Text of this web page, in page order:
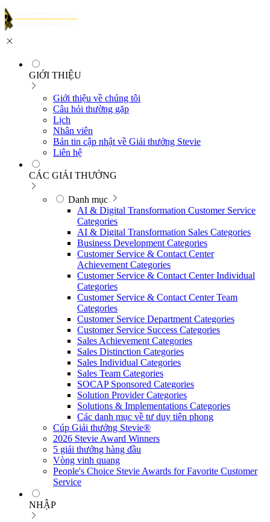
GIỚI THIỆU
Giới thiệu về chúng tôi
Câu hỏi thường gặp
Lịch
Nhân viên
Bản tin cập nhật về Giải thưởng Stevie
Liên hệ
CÁC GIẢI THƯỞNG
Danh mục
AI & Digital Transformation Customer Service
Categories
AI & Digital Transformation Sales Categories
Business Development Categories
Customer Service & Contact Center
Achievement Categories
Customer Service & Contact Center Individual
Categories
Customer Service & Contact Center Team
Categories
Customer Service Department Categories
Customer Service Success Categories
Sales Achievement Categories
Sales Distinction Categories
Sales Individual Categories
Sales Team Categories
SOCAP Sponsored Categories
Solution Provider Categories
Solutions & Implementations Categories
Các danh mục về tư duy tiên phong
Cúp Giải thưởng Stevie®
2026 Stevie Award Winners
5 giải thưởng hàng đầu
Vòng vinh quang
People's Choice Stevie Awards for Favorite Customer
Service
NHẬP